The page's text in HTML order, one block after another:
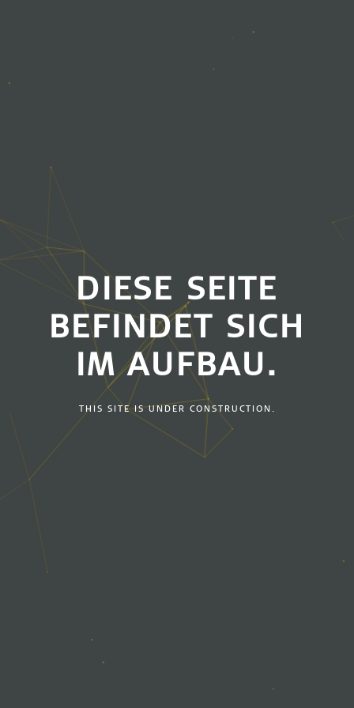
DIESE SEITE
BEFINDET SICH
IM AUFBAU.
THIS SITE IS UNDER CONSTRUCTION.